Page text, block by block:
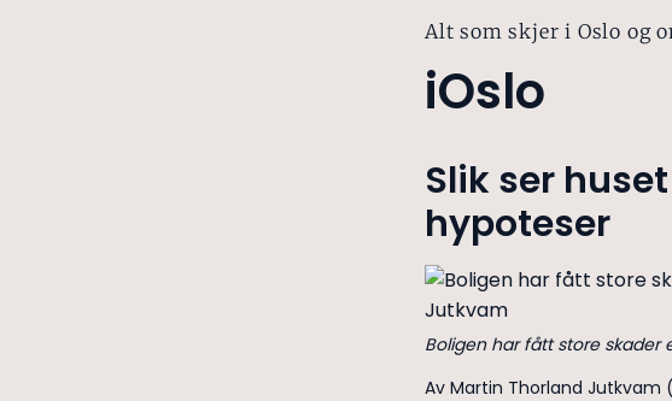
Alt som skjer i Oslo og
iOslo
Slik ser
hypoteser
Boligen har fått store skader
Av Martin Thorland Jutkvam